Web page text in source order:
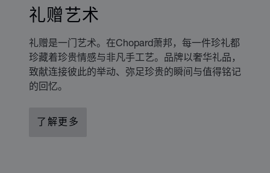
礼赠艺术
礼赠是一门艺术。在Chopard萧邦，每一件珍礼都
珍藏着珍贵情感与非凡手工艺。品牌以奢华礼品，
致献连接彼此的举动、弥足珍贵的瞬间与值得铭记
的回忆。
了解更多